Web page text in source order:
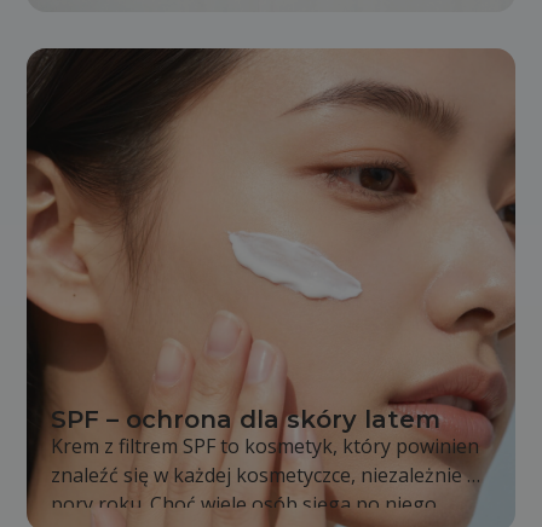
kontury twarzy i ciała nie są już wyraźne tak jak
kiedyś. Jest to całkowicie naturalny proces,
jednak odpowiednia pielęgnacja i zdrowy tryb
życia mogą go znacząco spowolnić.
SPF – ochrona dla skóry latem
Krem z filtrem SPF to kosmetyk, który powinien
znaleźć się w każdej kosmetyczce, niezależnie od
pory roku. Choć wiele osób sięga po niego